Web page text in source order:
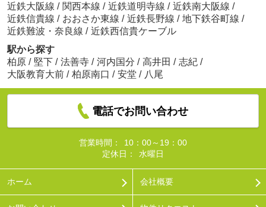
近鉄大阪線 / 関西本線 / 近鉄道明寺線 / 近鉄南大阪線 /
近鉄信貴線 / おおさか東線 / 近鉄長野線 / 地下鉄谷町線 /
近鉄難波・奈良線 / 近鉄西信貴ケーブル
駅から探す
柏原 / 堅下 / 法善寺 / 河内国分 / 高井田 / 志紀 /
大阪教育大前 / 柏原南口 / 安堂 / 八尾
電話でお問い合わせ
営業時間：
10：00～19：00
定休日：
水曜日
ホーム 会社概要